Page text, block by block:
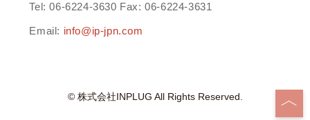
Tel: 06-6224-3630 Fax: 06-6224-3631
Email: info@ip-jpn.com
© 株式会社INPLUG All Rights Reserved.